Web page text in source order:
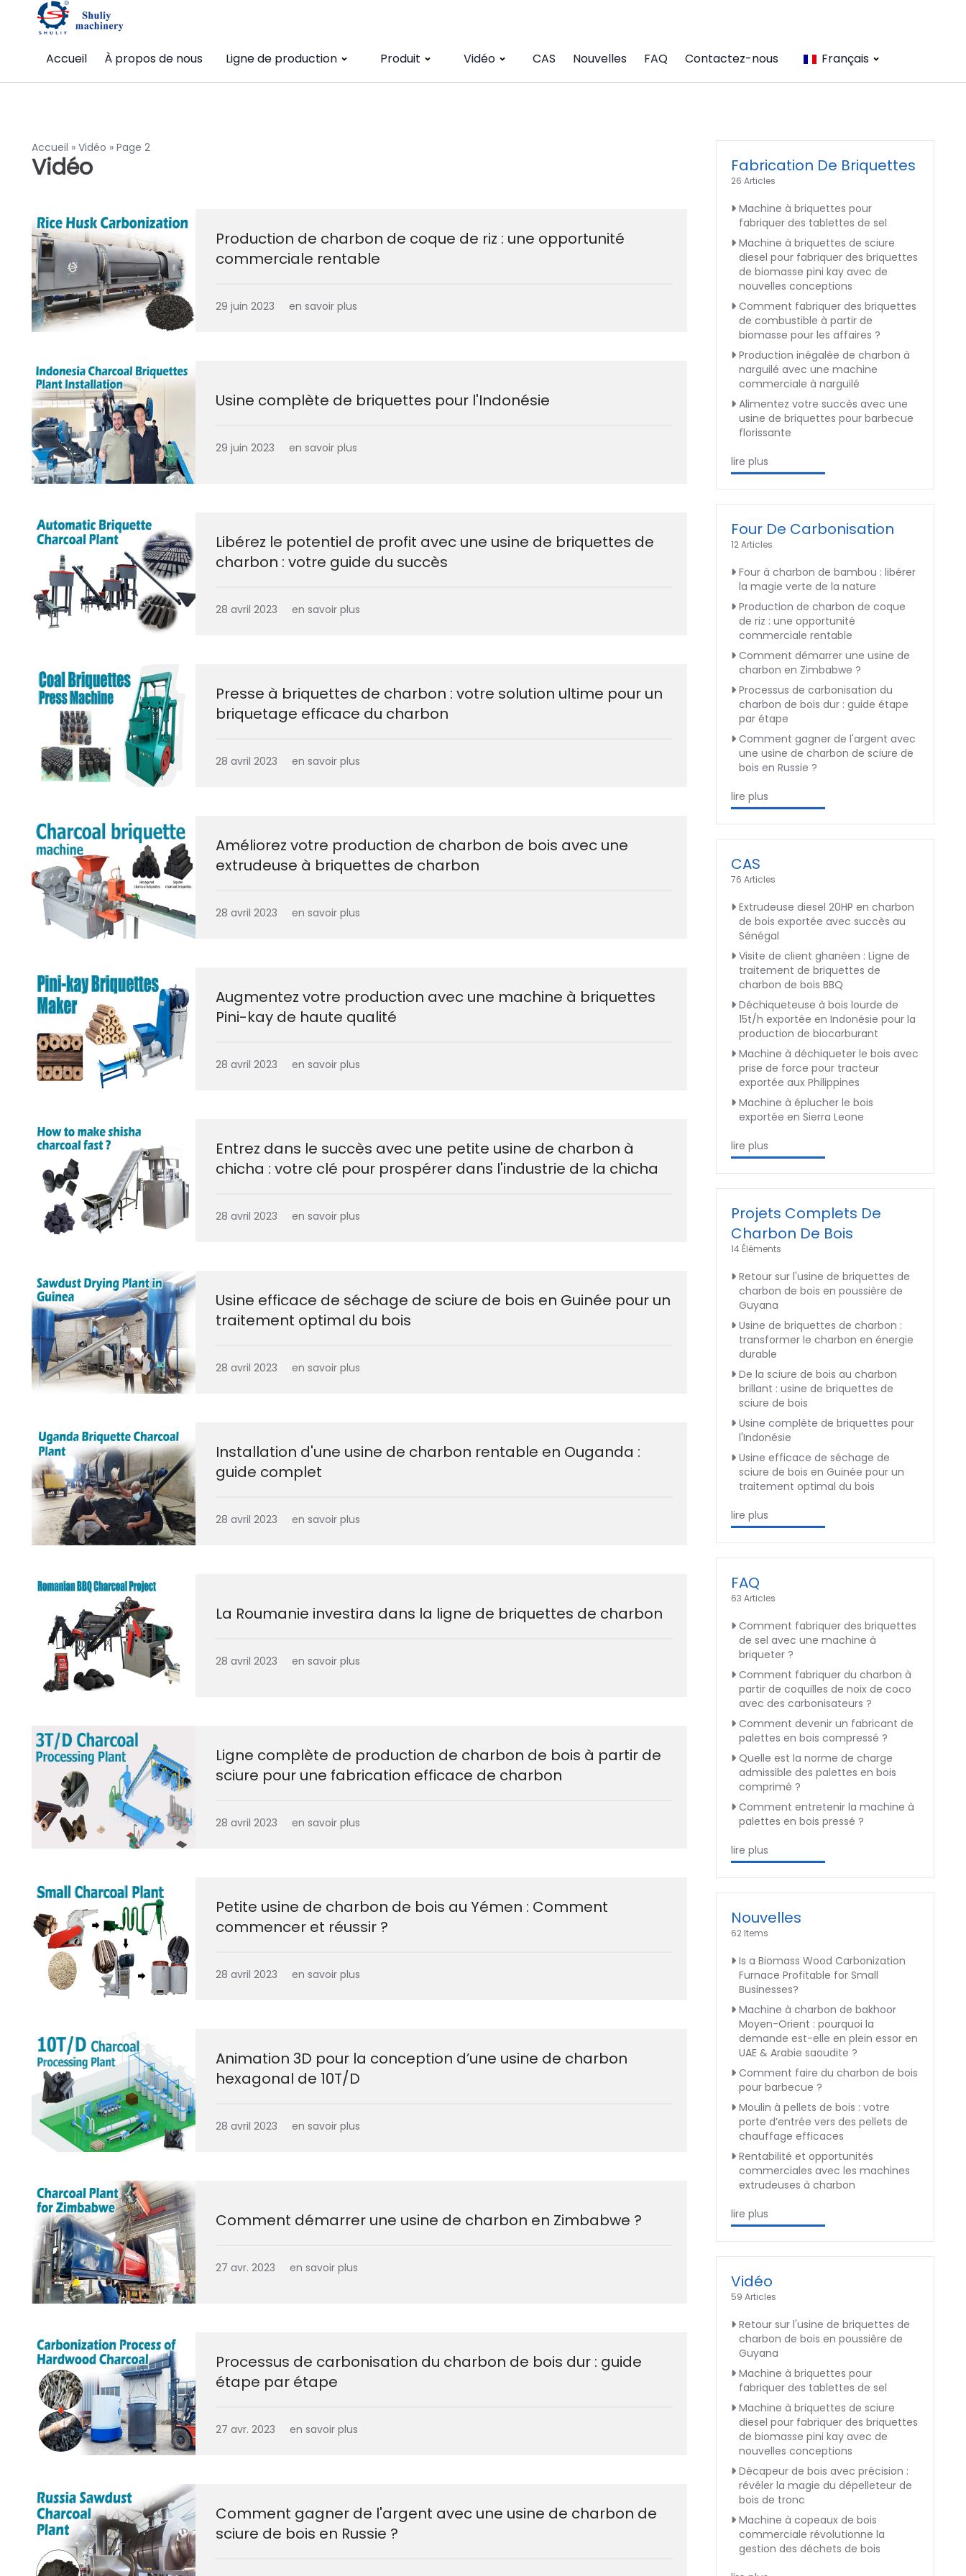
Accueil À propos de nous Ligne de production Produit Vidéo CAS Nouvelles FAQ Contactez-nous Français
Accueil » Vidéo » Page 2
Vidéo
Production de charbon de coque de riz : une opportunité
commerciale rentable
29 juin 2023 en savoir plus
Usine complète de briquettes pour l'Indonésie
29 juin 2023 en savoir plus
Libérez le potentiel de profit avec une usine de briquettes de
charbon : votre guide du succès
28 avril 2023 en savoir plus
Presse à briquettes de charbon : votre solution ultime pour un
briquetage efficace du charbon
28 avril 2023 en savoir plus
Améliorez votre production de charbon de bois avec une
extrudeuse à briquettes de charbon
28 avril 2023 en savoir plus
Augmentez votre production avec une machine à briquettes
Pini-kay de haute qualité
28 avril 2023 en savoir plus
Entrez dans le succès avec une petite usine de charbon à
chicha : votre clé pour prospérer dans l'industrie de la chicha
28 avril 2023 en savoir plus
Usine efficace de séchage de sciure de bois en Guinée pour un
traitement optimal du bois
28 avril 2023 en savoir plus
Installation d'une usine de charbon rentable en Ouganda :
guide complet
28 avril 2023 en savoir plus
La Roumanie investira dans la ligne de briquettes de charbon
28 avril 2023 en savoir plus
Ligne complète de production de charbon de bois à partir de
sciure pour une fabrication efficace de charbon
28 avril 2023 en savoir plus
Petite usine de charbon de bois au Yémen : Comment
commencer et réussir ?
28 avril 2023 en savoir plus
Animation 3D pour la conception d’une usine de charbon
hexagonal de 10T/D
28 avril 2023 en savoir plus
Comment démarrer une usine de charbon en Zimbabwe ?
27 avr. 2023 en savoir plus
Processus de carbonisation du charbon de bois dur : guide
étape par étape
27 avr. 2023 en savoir plus
Comment gagner de l'argent avec une usine de charbon de
sciure de bois en Russie ?
Fabrication De Briquettes
26 Articles
Machine à briquettes pour
fabriquer des tablettes de sel
Machine à briquettes de sciure
diesel pour fabriquer des briquettes
de biomasse pini kay avec de
nouvelles conceptions
Comment fabriquer des briquettes
de combustible à partir de
biomasse pour les affaires ?
Production inégalée de charbon à
narguilé avec une machine
commerciale à narguilé
Alimentez votre succès avec une
usine de briquettes pour barbecue
florissante
lire plus
Four De Carbonisation
12 Articles
Four à charbon de bambou : libérer
la magie verte de la nature
Production de charbon de coque
de riz : une opportunité
commerciale rentable
Comment démarrer une usine de
charbon en Zimbabwe ?
Processus de carbonisation du
charbon de bois dur : guide étape
par étape
Comment gagner de l'argent avec
une usine de charbon de sciure de
bois en Russie ?
lire plus
CAS
76 Articles
Extrudeuse diesel 20HP en charbon
de bois exportée avec succès au
Sénégal
Visite de client ghanéen : Ligne de
traitement de briquettes de
charbon de bois BBQ
Déchiqueteuse à bois lourde de
15t/h exportée en Indonésie pour la
production de biocarburant
Machine à déchiqueter le bois avec
prise de force pour tracteur
exportée aux Philippines
Machine à éplucher le bois
exportée en Sierra Leone
lire plus
Projets Complets De
Charbon De Bois
14 Éléments
Retour sur l'usine de briquettes de
charbon de bois en poussière de
Guyana
Usine de briquettes de charbon :
transformer le charbon en énergie
durable
De la sciure de bois au charbon
brillant : usine de briquettes de
sciure de bois
Usine complète de briquettes pour
l'Indonésie
Usine efficace de séchage de
sciure de bois en Guinée pour un
traitement optimal du bois
lire plus
FAQ
63 Articles
Comment fabriquer des briquettes
de sel avec une machine à
briqueter ?
Comment fabriquer du charbon à
partir de coquilles de noix de coco
avec des carbonisateurs ?
Comment devenir un fabricant de
palettes en bois compressé ?
Quelle est la norme de charge
admissible des palettes en bois
comprimé ?
Comment entretenir la machine à
palettes en bois pressé ?
lire plus
Nouvelles
62 Items
Is a Biomass Wood Carbonization
Furnace Profitable for Small
Businesses?
Machine à charbon de bakhoor
Moyen-Orient : pourquoi la
demande est-elle en plein essor en
UAE & Arabie saoudite ?
Comment faire du charbon de bois
pour barbecue ?
Moulin à pellets de bois : votre
porte d’entrée vers des pellets de
chauffage efficaces
Rentabilité et opportunités
commerciales avec les machines
extrudeuses à charbon
lire plus
Vidéo
59 Articles
Retour sur l'usine de briquettes de
charbon de bois en poussière de
Guyana
Machine à briquettes pour
fabriquer des tablettes de sel
Machine à briquettes de sciure
diesel pour fabriquer des briquettes
de biomasse pini kay avec de
nouvelles conceptions
Décapeur de bois avec précision :
révéler la magie du dépelleteur de
bois de tronc
Machine à copeaux de bois
commerciale révolutionne la
gestion des déchets de bois